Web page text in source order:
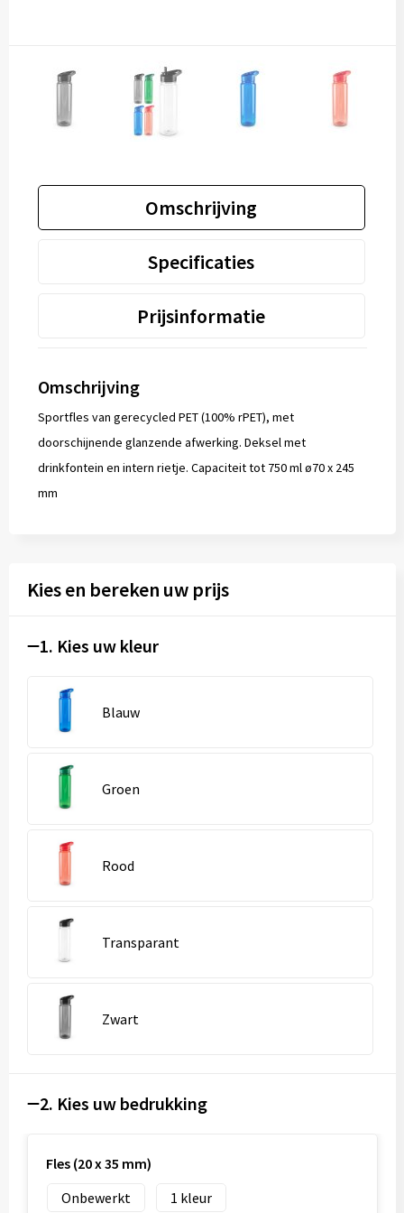
Omschrijving
Specificaties
Prijsinformatie
Omschrijving
Sportfles van gerecycled PET (100% rPET), met
doorschijnende glanzende afwerking. Deksel met
drinkfontein en intern rietje. Capaciteit tot 750 ml ø70 x 245
mm
Kies en bereken uw prijs
1. Kies uw kleur
Blauw
Groen
Rood
Transparant
Zwart
2. Kies uw bedrukking
Fles (20 x 35 mm)
Onbewerkt
1